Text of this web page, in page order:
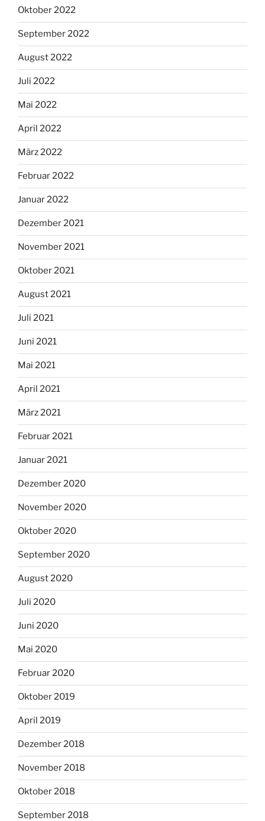
Oktober 2022
September 2022
August 2022
Juli 2022
Mai 2022
April 2022
März 2022
Februar 2022
Januar 2022
Dezember 2021
November 2021
Oktober 2021
August 2021
Juli 2021
Juni 2021
Mai 2021
April 2021
März 2021
Februar 2021
Januar 2021
Dezember 2020
November 2020
Oktober 2020
September 2020
August 2020
Juli 2020
Juni 2020
Mai 2020
Februar 2020
Oktober 2019
April 2019
Dezember 2018
November 2018
Oktober 2018
September 2018